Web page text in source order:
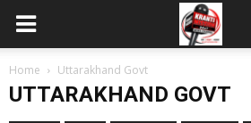
Home Uttarakhand Govt
UTTARAKHAND GOVT